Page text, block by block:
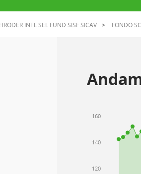
INTL SEL FUND SISF SICAV FONDO
120
140
160